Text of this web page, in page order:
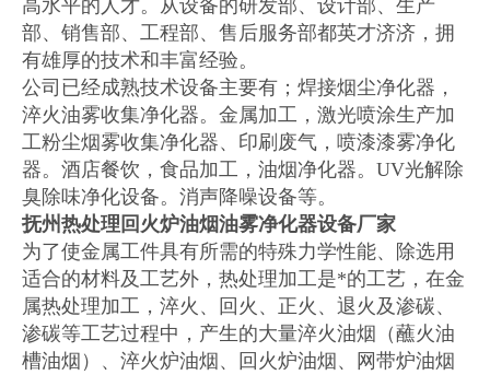
高水平的人才。从设备的研发部、设计部、生产
部、销售部、工程部、售后服务部都英才济济，拥
有雄厚的技术和丰富经验。
公司已经成熟技术设备主要有；焊接烟尘净化器，
淬火油雾收集净化器。金属加工，激光喷涂生产加
工粉尘烟雾收集净化器、印刷废气，喷漆漆雾净化
器。酒店餐饮，食品加工，油烟净化器。UV光解除
臭除味净化设备。消声降噪设备等。
抚州热处理回火炉油烟油雾净化器设备厂家
为了使金属工件具有所需的特殊力学性能、除选用
适合的材料及工艺外，热处理加工是*的工艺，在金
属热处理加工，淬火、回火、正火、退火及渗碳、
渗碳等工艺过程中，产生的大量淬火油烟（蘸火油
槽油烟）、淬火炉油烟、回火炉油烟、网带炉油烟